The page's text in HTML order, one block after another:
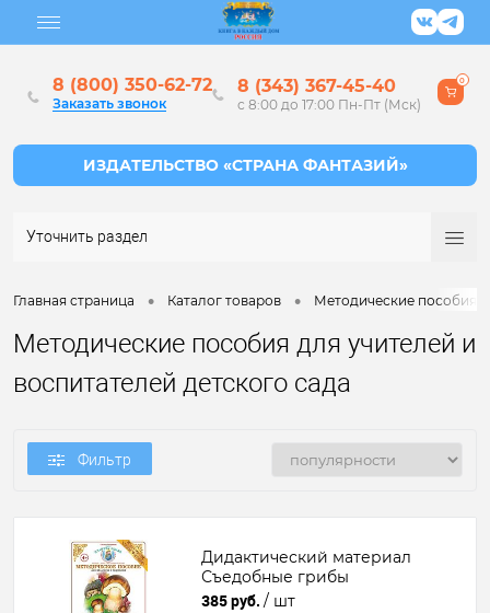
8 (800) 350-62-72
Заказать звонок
8 (343) 367-45-40
с 8:00 до 17:00 Пн-Пт (Мск)
0
Уточнить раздел
Главная страница • Каталог товаров • Методические пособия
Методические пособия для учителей и
воспитателей детского сада
Фильтр
Дидактический материал
Съедобные грибы
385 руб. / шт